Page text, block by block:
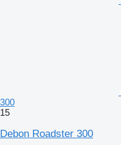
300
15
Debon Roadster 300